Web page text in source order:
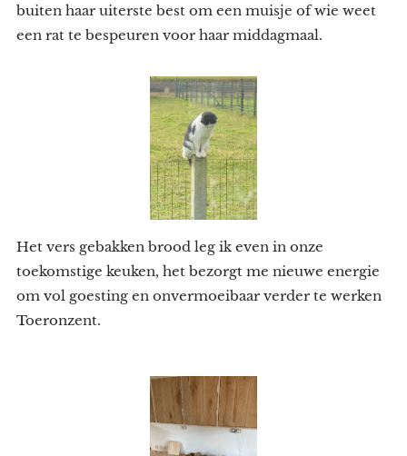
buiten haar uiterste best om een muisje of wie weet
een rat te bespeuren voor haar middagmaal.
Het vers gebakken brood leg ik even in onze
toekomstige keuken, het bezorgt me nieuwe energie
om vol goesting en onvermoeibaar verder te werken
Toeronzent.